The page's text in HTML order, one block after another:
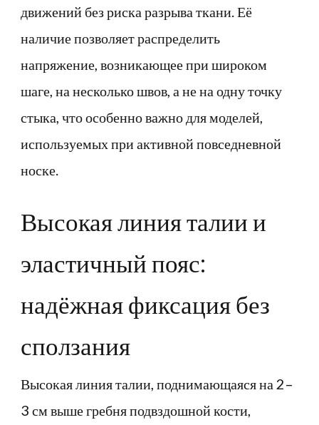
движений без риска разрыва ткани. Её
наличие позволяет распределить
напряжение, возникающее при широком
шаге, на несколько швов, а не на одну точку
стыка, что особенно важно для моделей,
используемых при активной повседневной
носке.
Высокая линия талии и
эластичный пояс:
надёжная фиксация без
сползания
Высокая линия талии, поднимающаяся на 2–
3 см выше гребня подвздошной кости,